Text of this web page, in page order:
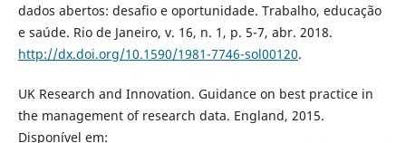
dados abertos: desafio e oportunidade. Trabalho, educação
e saúde. Rio de Janeiro, v. 16, n. 1, p. 5-7, abr. 2018.
http://dx.doi.org/10.1590/1981-7746-sol00120.
UK Research and Innovation. Guidance on best practice in
the management of research data. England, 2015.
Disponível em: